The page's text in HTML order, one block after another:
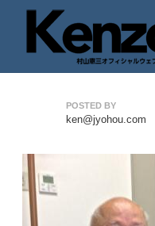
七転八起 – 村
村山憲三ウェブサイト
Author
POSTED BY
ken@jyohou.com